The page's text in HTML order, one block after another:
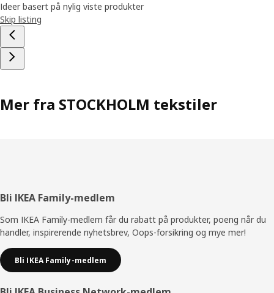
Ideer basert på nylig viste produkter
Skip listing
Mer fra STOCKHOLM tekstiler
Bunntekst
Bli IKEA Family-medlem
Som IKEA Family-medlem får du rabatt på produkter, poeng når du
handler, inspirerende nyhetsbrev, Oops-forsikring og mye mer!
Bli IKEA Family-medlem